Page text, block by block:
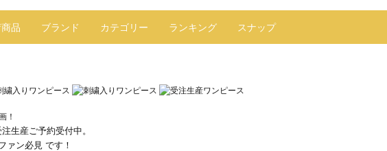
品 ブランド カテゴリー ランキング スナップ
！
生産ご予約受付中。
ァン必見 です！